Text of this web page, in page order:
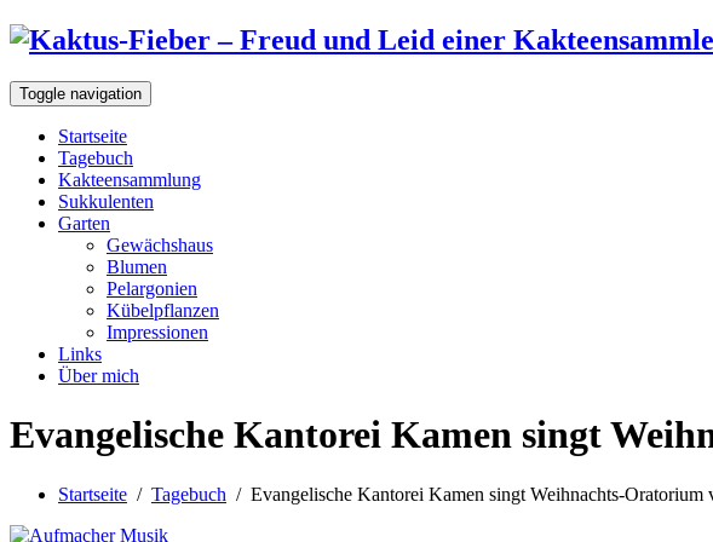
Toggle navigation
Startseite
Tagebuch
Kakteensammlung
Sukkulenten
Garten
Gewächshaus
Blumen
Pelargonien
Kübelpflanzen
Impressionen
Links
Über mich
Evangelische Kantorei Kamen singt
Startseite / Tagebuch / Evangelische Kantorei Kamen singt Weihnachts-Oratorium